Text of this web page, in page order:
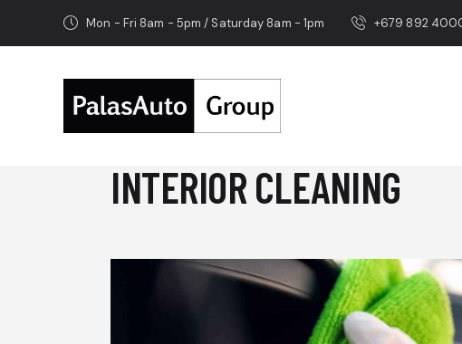
Mon - Fri 8am - 5pm / Saturday 8am - 1pm +679 892
INTERIOR CLEANING